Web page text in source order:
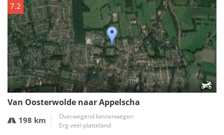
7.2
Van Oosterwolde naar Appelscha
198 km
Overwegend binnenwegen
Erg veel platteland